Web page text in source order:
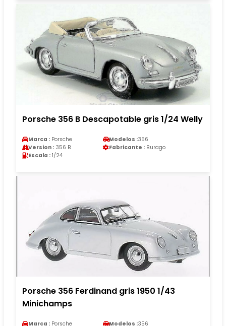
Porsche 356 B Descapotable gris 1/24 Welly
Marca : Porsche Modelos :356
Version : 356 B Fabricante : Burago
Escala : 1/24
Porsche 356 Ferdinand gris 1950 1/43
Minichamps
Marca : Porsche Modelos :356